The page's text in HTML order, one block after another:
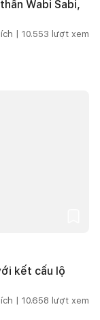
Wabi Sabi,
| 10.553 lượt xem
kết cấu lộ
| 10.658 lượt xem